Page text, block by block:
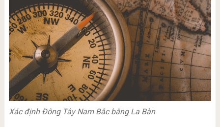
Xác định Đông Tây Nam Bắc bằng La Bàn